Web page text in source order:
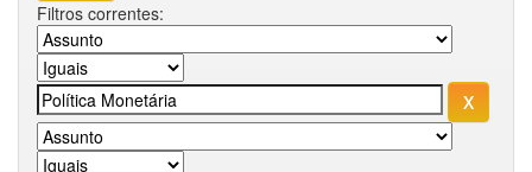
Filtros correntes: